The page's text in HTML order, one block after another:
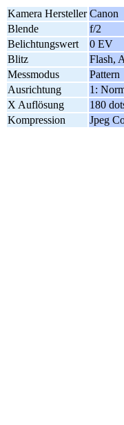
Kamera Hersteller Canon
Blende
f/2
Belichtungswert
0 EV
Blitz
Flash,
Messmodus
Pattern
Ausrichtung
1:
X Auflösung
180
Kompression
Jpeg